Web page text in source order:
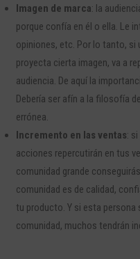
Imagen de marca: la
porque confía en él o ella. Le
opiniones, etc. Por lo tanto, si
proyecta cierta imagen, va a
audiencia. De aquí la
Debería ser afín a la filosofía
errónea.
Incremento en las ventas:
acciones repercutirán en tus
comunidad grande
comunidad es de calidad,
tu producto. Y si esta persona
comunidad, muchos tendrán